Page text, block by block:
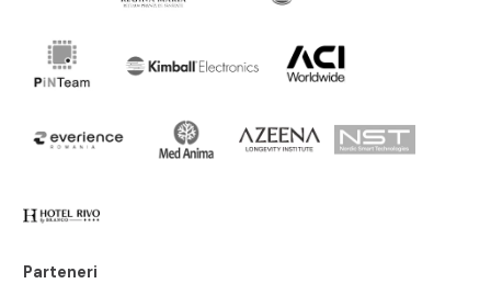
Parteneri